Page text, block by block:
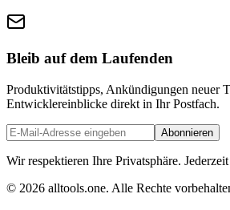
Bleib auf dem Laufenden
Produktivitätstipps, Ankündigungen neuer
Entwicklereinblicke direkt in Ihr Postfach.
Abonnieren
Wir respektieren Ihre Privatsphäre.
© 2026 alltools.one. Alle Rechte